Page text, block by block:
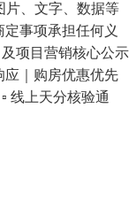
片、文字、数据等
事项承担任何义
项目营销核心公示
应｜购房优惠优先
线上天分核验通